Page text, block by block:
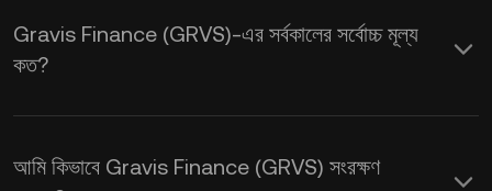
Gravis Finance (GRVS)-এর সর্বকালের সর্বোচ্চ মূল্য
কত?
আমি কিভাবে Gravis Finance (GRVS) সংরক্ষণ